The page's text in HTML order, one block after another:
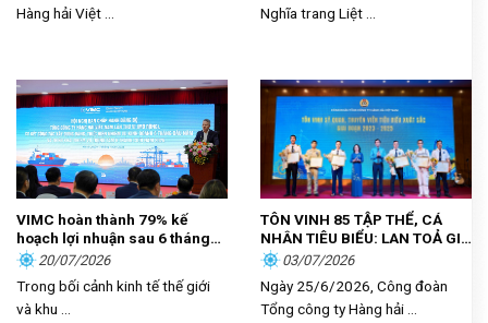
Hàng hải Việt ...
Nghĩa trang Liệt ...
VIMC hoàn thành 79% kế
hoạch lợi nhuận sau 6 tháng
đầu năm
20/07/2026
Trong bối cảnh kinh tế thế giới
và khu ...
TÔN VINH 85 TẬP THỂ, CÁ
NHÂN TIÊU BIỂU: LAN TOẢ GIÁ
TRỊ CỐNG HIẾN, KHƠI DẬY
KHÁT VỌNG PHÁT TRIỂN
TRONG NGƯỜI LAO ĐỘNG
HÀNG HẢI
03/07/2026
Ngày 25/6/2026, Công đoàn
Tổng công ty Hàng hải ...